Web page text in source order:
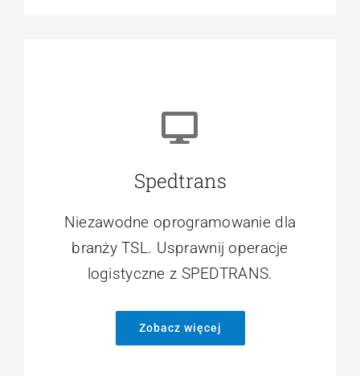
Spedtrans
Niezawodne oprogramowanie dla
branży TSL. Usprawnij operacje
logistyczne z SPEDTRANS.
Zobacz więcej